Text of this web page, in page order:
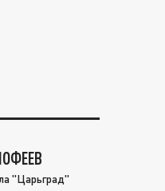
"Царьград"